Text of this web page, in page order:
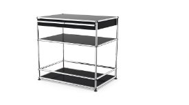
Pièces détachées
... voir toutes les tables
Rangements